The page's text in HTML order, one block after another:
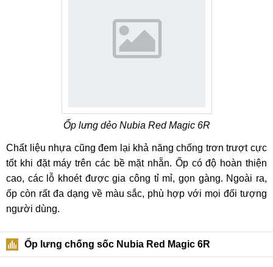
Ốp lưng dẻo Nubia Red Magic 6R
Chất liệu nhựa cũng đem lại khả năng chống trơn trượt cực
tốt khi đặt máy trên các bề mặt nhẵn. Ốp có độ hoàn thiện
cao, các lỗ khoét được gia công tỉ mỉ, gọn gàng. Ngoài ra,
ốp còn rất đa dạng về màu sắc, phù hợp với mọi đối tượng
người dùng.
Ốp lưng chống sốc Nubia Red Magic 6R